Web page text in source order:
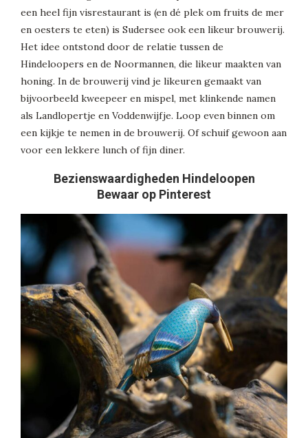
een heel fijn visrestaurant is (en dé plek om fruits de mer
en oesters te eten) is Sudersee ook een likeur brouwerij.
Het idee ontstond door de relatie tussen de
Hindeloopers en de Noormannen, die likeur maakten van
honing. In de brouwerij vind je likeuren gemaakt van
bijvoorbeeld kweepeer en mispel, met klinkende namen
als Landlopertje en Voddenwijfje. Loop even binnen om
een kijkje te nemen in de brouwerij. Of schuif gewoon aan
voor een lekkere lunch of fijn diner.
Bezienswaardigheden Hindeloopen
Bewaar op Pinterest